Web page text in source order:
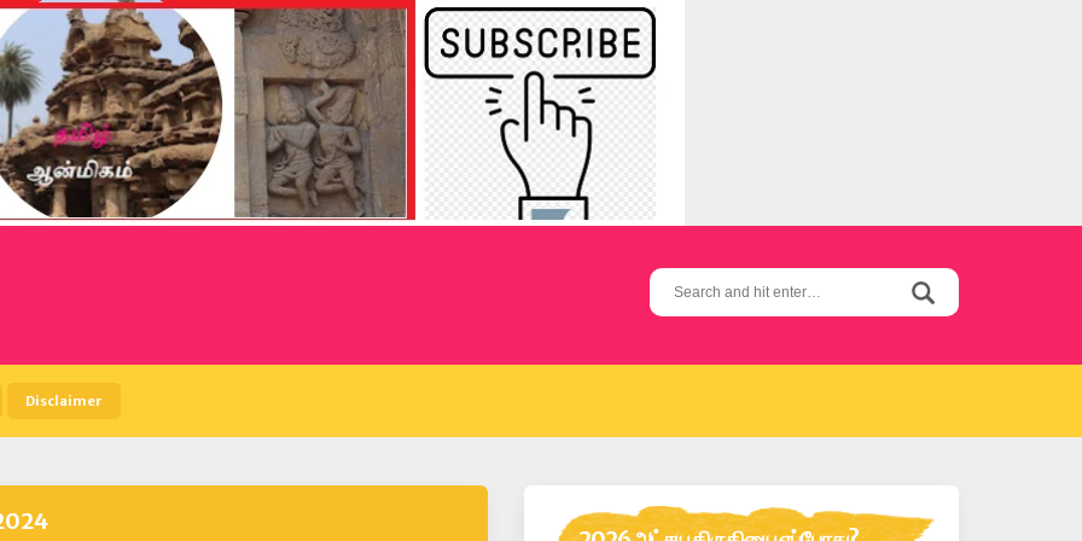
Search
for:
Disclaimer